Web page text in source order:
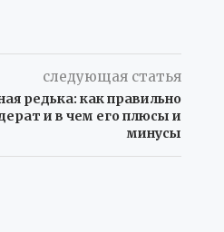
следующая статья
редька: как правильно
и в чем его плюсы и
минусы